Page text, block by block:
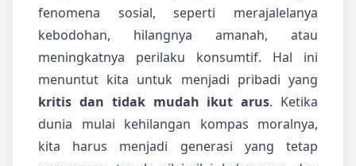
fenomena sosial, seperti merajalelanya
kebodohan, hilangnya amanah, atau
meningkatnya perilaku konsumtif. Hal ini
menuntut kita untuk menjadi pribadi yang
kritis dan tidak mudah ikut arus. Ketika
dunia mulai kehilangan kompas moralnya,
kita harus menjadi generasi yang tetap